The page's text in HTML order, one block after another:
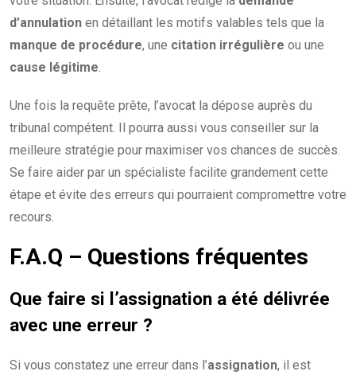
d’annulation en détaillant les motifs valables tels que la
manque de procédure, une citation irrégulière ou une
cause légitime.
Une fois la requête prête, l’avocat la dépose auprès du
tribunal compétent. Il pourra aussi vous conseiller sur la
meilleure stratégie pour maximiser vos chances de succès.
Se faire aider par un spécialiste facilite grandement cette
étape et évite des erreurs qui pourraient compromettre votre
recours.
F.A.Q – Questions fréquentes
Que faire si l’assignation a été délivrée
avec une erreur ?
Si vous constatez une erreur dans l’assignation, il est